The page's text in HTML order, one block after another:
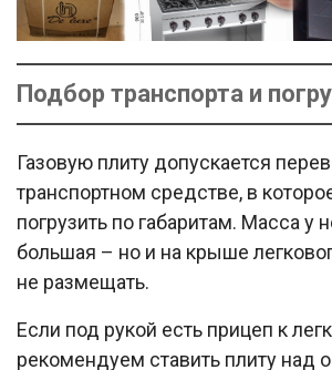
Подбор транспорта и
Газовую плиту допускается
транспортном средстве, в
погрузить по габаритам. Масса у
большая – но и на крыше
не размещать.
Если под рукой есть прицеп к
рекомендуем ставить плиту над